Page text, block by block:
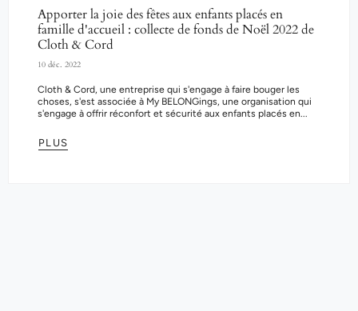
Apporter la joie des fêtes aux enfants placés en
famille d'accueil : collecte de fonds de Noël 2022 de
Cloth & Cord
10 déc. 2022
Cloth & Cord, une entreprise qui s'engage à faire bouger les
choses, s'est associée à My BELONGings, une organisation qui
s'engage à offrir réconfort et sécurité aux enfants placés en...
PLUS